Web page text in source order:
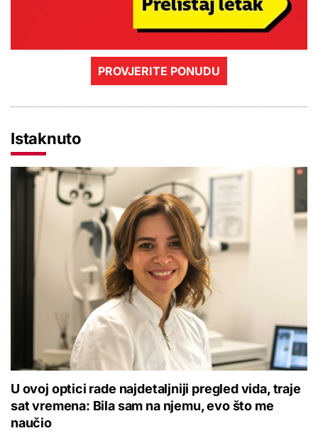
PROVJERITE PONUDU
Istaknuto
U ovoj optici rade najdetaljniji pregled vida, traje
sat vremena: Bila sam na njemu, evo što me
naučio